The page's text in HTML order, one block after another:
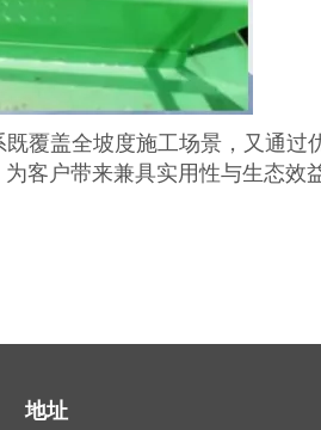
覆盖全坡度施工场景，又通过
客户带来兼具实用性与生态效
地址